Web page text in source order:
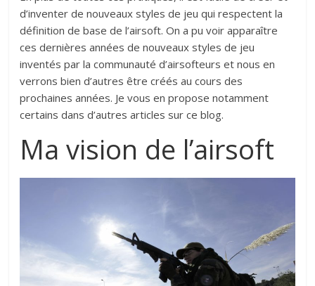
d’inventer de nouveaux styles de jeu qui respectent la
définition de base de l’airsoft. On a pu voir apparaître
ces dernières années de nouveaux styles de jeu
inventés par la communauté d’airsofteurs et nous en
verrons bien d’autres être créés au cours des
prochaines années. Je vous en propose notamment
certains dans d’autres articles sur ce blog.
Ma vision de l’airsoft